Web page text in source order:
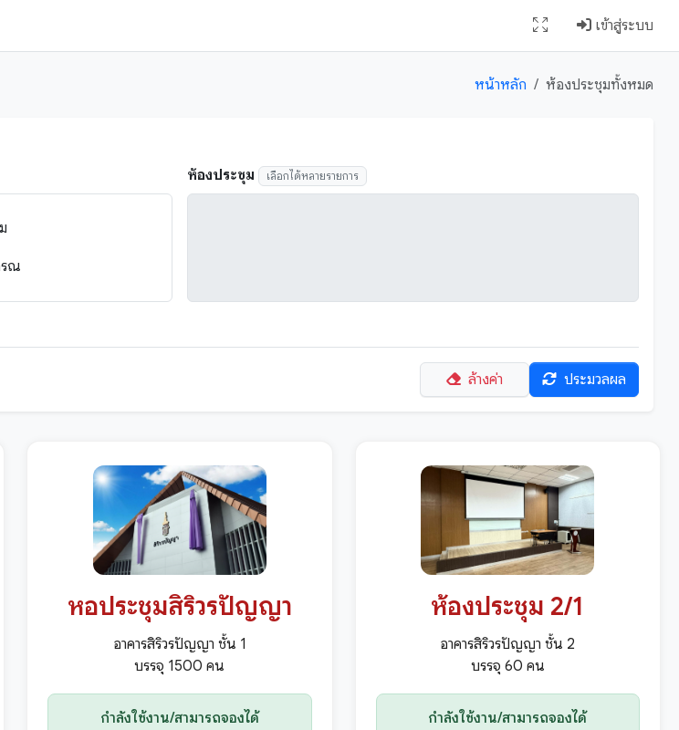
เข้าสู่ระบบ
หน้าหลัก ห้องประชุมทั้งหมด
ห้องประชุม เลือกได้หลายรายการ
ล้างค่า ประมวลผล
หอประชุมสิริวรปัญญา
อาคารสิริวรปัญญา ชั้น 1
บรรจุ 1500 คน
กำลังใช้งาน/สามารถจองได้
ห้องประชุม 2/1
อาคารสิริวรปัญญา ชั้น 2
บรรจุ 60 คน
กำลังใช้งาน/สามารถจองได้